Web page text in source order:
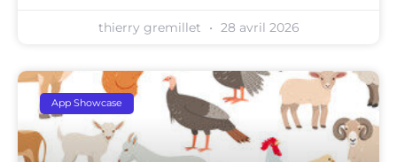
thierry gremillet 28 avril 2026
App Showcase